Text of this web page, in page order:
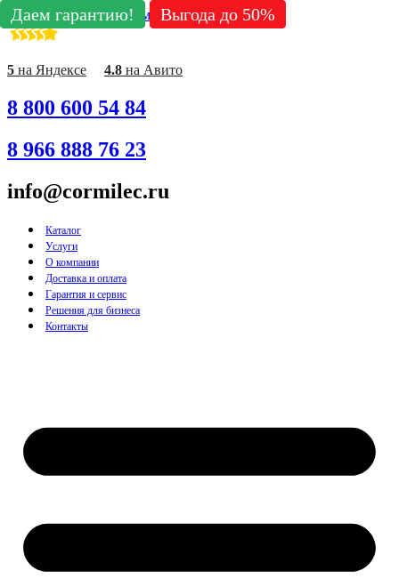
Перейти к содержимому
5 на Яндексе 4.8 на Авито
8 800 600 54 84
8 966 888 76 23
info@cormilec.ru
Каталог
Услуги
О компании
Доставка и оплата
Гарантия и сервис
Решения для бизнеса
Контакты
Даем гарантию! Выгода до 50%
Даем гарантию! Выгода до 50%
Даем гарантию! Выгода до 50%
Даем гарантию! Выгода до 50%
Даем гарантию! Выгода до 50%